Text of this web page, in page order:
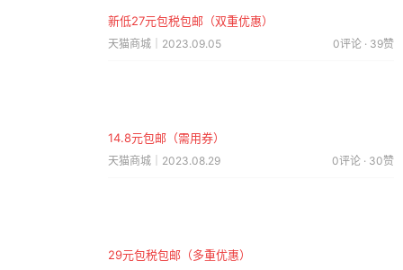
新低27元包税包邮（双重优惠）
天猫商城｜2023.09.05 0评论 · 39赞
14.8元包邮（需用券）
天猫商城｜2023.08.29 0评论 · 30赞
29元包税包邮（多重优惠）